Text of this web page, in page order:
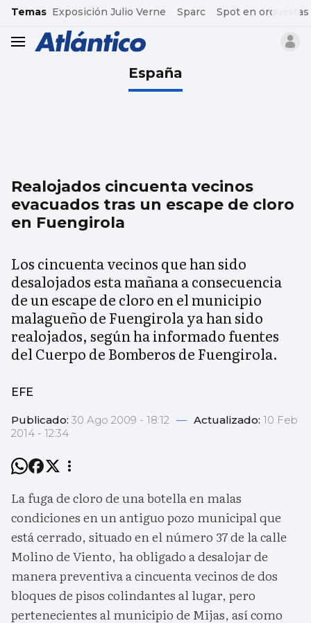
common.go-to-content
Temas Exposición Julio Verne Sparc Spot en orquestas
header.menu.open
España
Realojados cincuenta vecinos
evacuados tras un escape de cloro
en Fuengirola
Los cincuenta vecinos que han sido
desalojados esta mañana a consecuencia
de un escape de cloro en el municipio
malagueño de Fuengirola ya han sido
realojados, según ha informado fuentes
del Cuerpo de Bomberos de Fuengirola.
EFE
Publicado: 30 Ago 2009 - 18:12 — Actualizado: 10 Feb
2014 - 12:34
La fuga de cloro de una botella en malas
condiciones en un antiguo pozo municipal que
está cerrado, situado en el número 37 de la calle
Molino de Viento, ha obligado a desalojar de
manera preventiva a cincuenta vecinos de dos
bloques de pisos colindantes al lugar, pero
pertenecientes al municipio de Mijas, así como